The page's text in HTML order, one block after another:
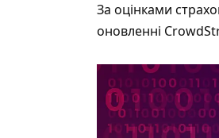
За оцінками
оновленні